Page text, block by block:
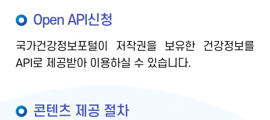
Open API신청
국가건강정보포털이 저작권을 보유한 건강정보를
API로 제공받아 이용하실 수 있습니다.
콘텐츠 제공 절차